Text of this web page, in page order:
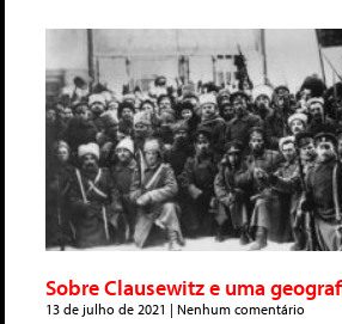
Sobre Clausewitz e uma
13 de julho de 2021 Nenhum comentário